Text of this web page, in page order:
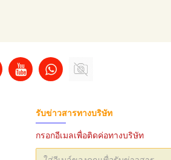
รับข่าวสารทางบริษัท
กรอกอีเมลเพื่อติดค่อทางบริษัท